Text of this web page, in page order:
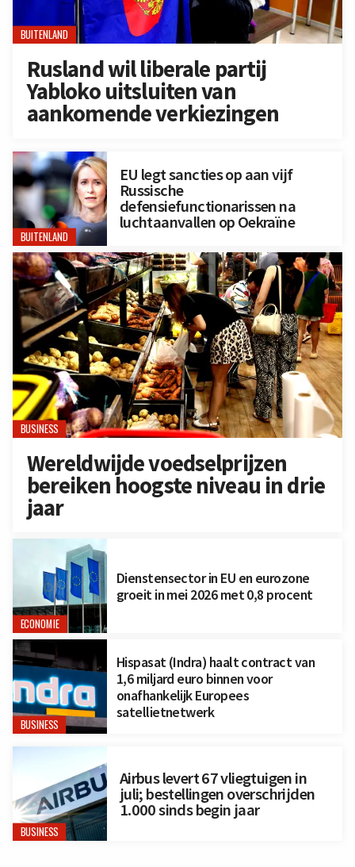
BUITENLAND
Rusland wil liberale partij
Yabloko uitsluiten van
aankomende verkiezingen
BUITENLAND
EU legt sancties op aan vijf
Russische
defensiefunctionarissen na
luchtaanvallen op Oekraïne
BUSINESS
Wereldwijde voedselprijzen
bereiken hoogste niveau in drie
jaar
ECONOMIE
Dienstensector in EU en eurozone
groeit in mei 2026 met 0,8 procent
BUSINESS
Hispasat (Indra) haalt contract van
1,6 miljard euro binnen voor
onafhankelijk Europees
satellietnetwerk
BUSINESS
Airbus levert 67 vliegtuigen in
juli; bestellingen overschrijden
1.000 sinds begin jaar